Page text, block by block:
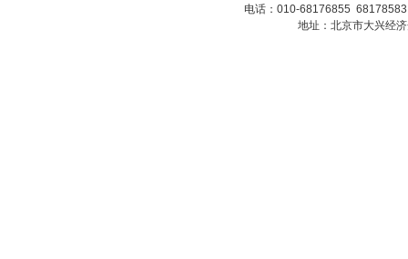
电话：010-68176855
地址：北京市大兴经